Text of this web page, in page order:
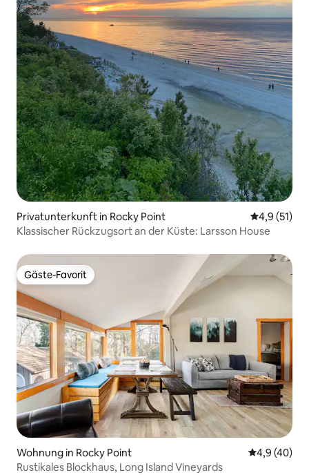
Privatunterkunft in Rocky Point
4,9 (51)
Klassischer Rückzugsort an der Küste: Larsson House
Gäste-Favorit
Gäste-Favorit
Wohnung in Rocky Point
4,9 (40)
Rustikales Blockhaus, Long Island Vineyards